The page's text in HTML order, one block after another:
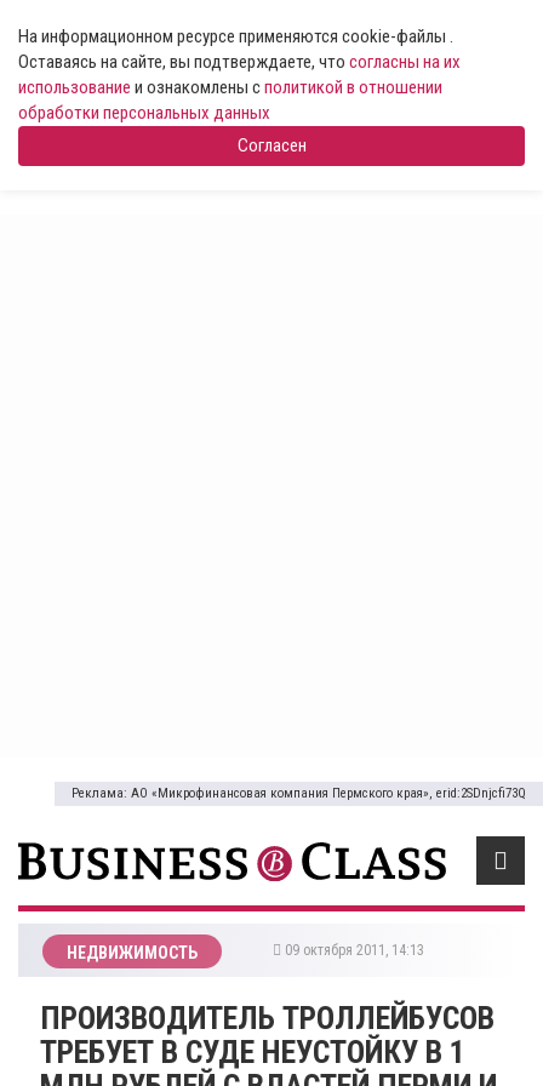
На информационном ресурсе применяются cookie-файлы .
Оставаясь на сайте, вы подтверждаете, что согласны на их
использование и ознакомлены сполитикой в отношении
обработки персональных данных
Согласен
Реклама: АО «Микрофинансовая компания Пермского края», erid:2SDnjcfi73Q
НЕДВИЖИМОСТЬ 09 октября 2011, 14:13
ПРОИЗВОДИТЕЛЬ ТРОЛЛЕЙБУСОВ
ТРЕБУЕТ В СУДЕ НЕУСТОЙКУ В 1